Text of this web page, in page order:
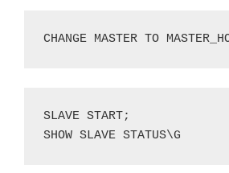
CHANGE MASTER TO
SLAVE START;
SHOW SLAVE STATUS\G